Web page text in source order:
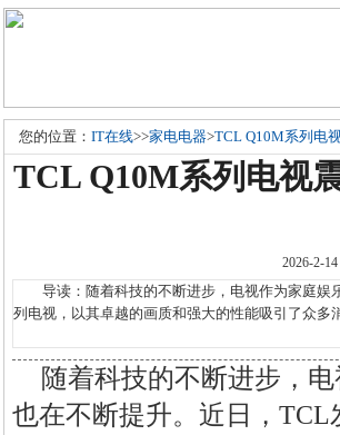
您的位置： IT在线>>家电电器>TCL Q10M系列电
TCL Q10M系列电视
2026-2-
导读：随着科技的不断进步，电视作为家庭娱
列电视，以其卓越的画质和强大的性能吸引了众
随着科技的不断进步，
也在不断提升。近日，